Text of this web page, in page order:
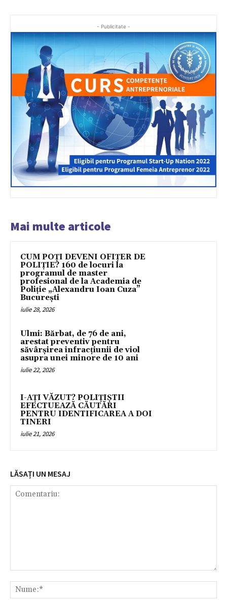
- Publicitate -
Mai multe articole
CUM POȚI DEVENI OFIȚER DE
POLIȚIE? 160 de locuri la
programul de master
profesional de la Academia de
Poliție „Alexandru Ioan Cuza”
București
iulie 28, 2026
Ulmi: Bărbat, de 76 de ani,
arestat preventiv pentru
săvârșirea infracțiunii de viol
asupra unei minore de 10 ani
iulie 22, 2026
I-AȚI VĂZUT? POLIȚIȘTII
EFECTUEAZĂ CĂUTĂRI
PENTRU IDENTIFICAREA A DOI
TINERI
iulie 21, 2026
LĂSAȚI UN MESAJ